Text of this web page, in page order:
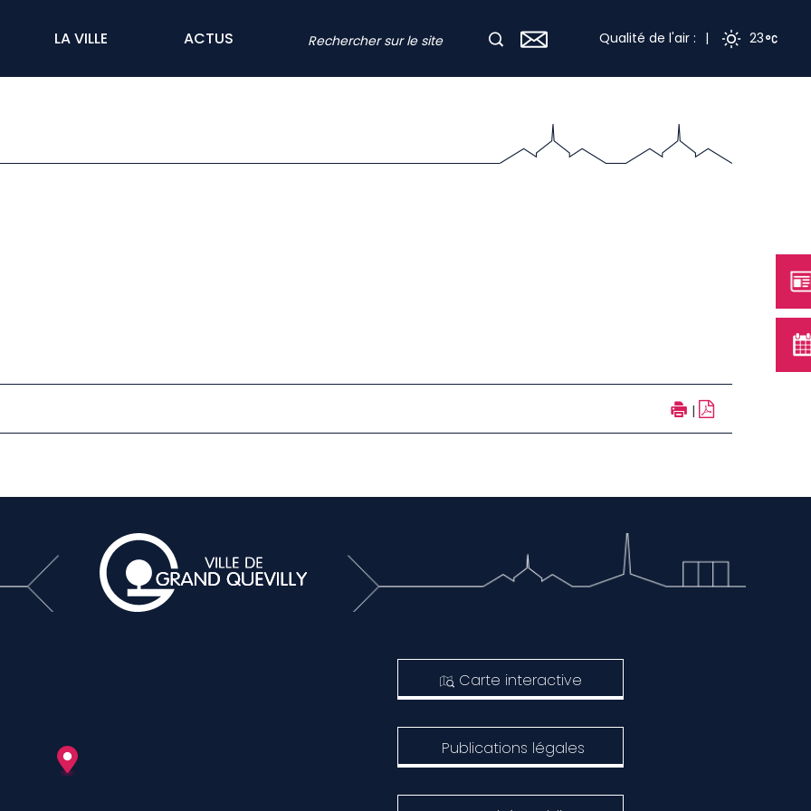
LA VILLE ACTUS Qualité de l'air : | 23
|
Carte interactive
Publications légales